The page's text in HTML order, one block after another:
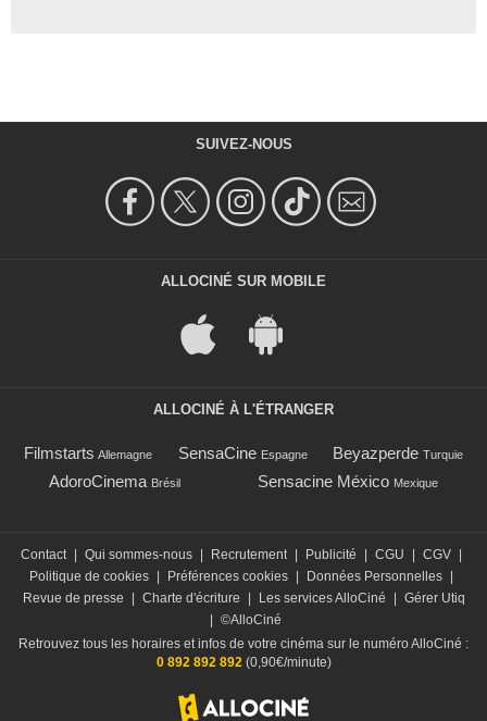
SUIVEZ-NOUS
ALLOCINÉ SUR MOBILE
ALLOCINÉ À L'ÉTRANGER
Filmstarts Allemagne SensaCine Espagne Beyazperde Turquie
AdoroCinema Brésil Sensacine México Mexique
Contact | Qui sommes-nous | Recrutement | Publicité | CGU | CGV |
Politique de cookies | Préférences cookies | Données Personnelles |
Revue de presse
| Charte d'écriture | Les services AlloCiné | Gérer Utiq
| ©AlloCiné
Retrouvez tous les horaires et infos de votre cinéma sur le numéro AlloCiné :
0 892 892 892 (0,90€/minute)